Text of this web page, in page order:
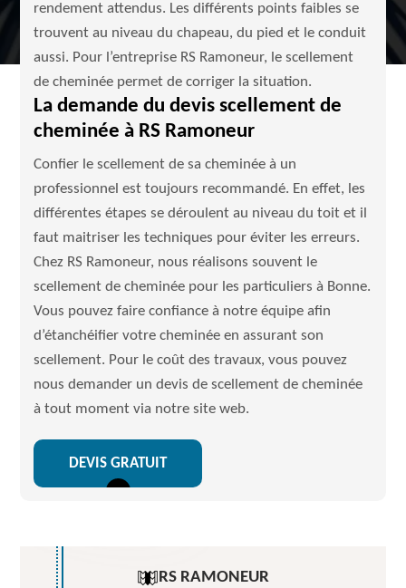
rendement attendus. Les différents points faibles se
trouvent au niveau du chapeau, du pied et le conduit
aussi. Pour l’entreprise RS Ramoneur, le scellement
de cheminée permet de corriger la situation.
La demande du devis scellement de
cheminée à RS Ramoneur
Confier le scellement de sa cheminée à un
professionnel est toujours recommandé. En effet, les
différentes étapes se déroulent au niveau du toit et il
faut maitriser les techniques pour éviter les erreurs.
Chez RS Ramoneur, nous réalisons souvent le
scellement de cheminée pour les particuliers à Bonne.
Vous pouvez faire confiance à notre équipe afin
d’étanchéifier votre cheminée en assurant son
scellement. Pour le coût des travaux, vous pouvez
nous demander un devis de scellement de cheminée
à tout moment via notre site web.
DEVIS GRATUIT
RS RAMONEUR